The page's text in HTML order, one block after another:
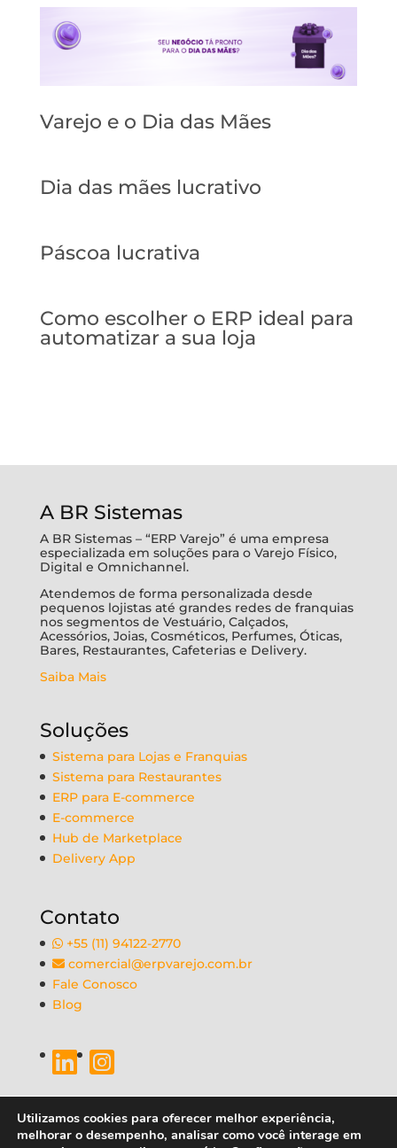
Varejo e o Dia das Mães
Dia das mães lucrativo
Páscoa lucrativa
Como escolher o ERP ideal para
automatizar a sua loja
A BR Sistemas
A BR Sistemas – “ERP Varejo” é uma empresa
especializada em soluções para o Varejo Físico,
Digital e Omnichannel.
Atendemos de forma personalizada desde
pequenos lojistas até grandes redes de franquias
nos segmentos de Vestuário, Calçados,
Acessórios, Joias, Cosméticos, Perfumes, Óticas,
Bares, Restaurantes, Cafeterias e Delivery.
Saiba Mais
Soluções
Sistema para Lojas e Franquias
Sistema para Restaurantes
ERP para E-commerce
E-commerce
Hub de Marketplace
Delivery App
Contato
+55 (11) 94122-2770
comercial@erpvarejo.com.br
Fale Conosco
Blog
Utilizamos cookies para oferecer melhor experiência,
melhorar o desempenho, analisar como você interage em